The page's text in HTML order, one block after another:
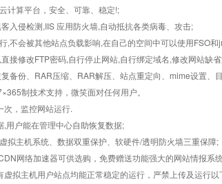
计算平台，安全、可靠、稳定!;
入侵检测,IIS 应用防火墙,自动抵抗各类病毒、攻击;
,不会被其他站点负载影响,在自己的空间中可以使用FSO
接修改FTP密码,自行停止网站,自行绑定域名,修改网站缺
备份、RAR压缩、RAR解压、站点重定向、mime设置
制技术支持，微笑面对任何用户。
次，监控网站运行.
用户能在管理中心自助恢复数据;
拟主机系统、数据双重保护、软硬件/透明防火墙三重保障;
网络加速器可供选购，免费赠送功能强大的网站情报系
拟主机用户站点均能正常稳定的运行，严禁上传及运行